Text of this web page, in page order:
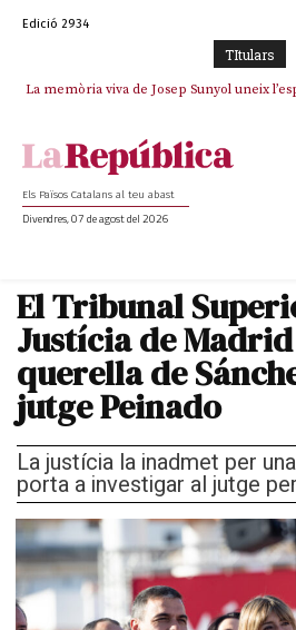
Edició 2934
TItulars
La memòria viva de Josep Sunyol uneix
La “dignitat” a mitges de Marc Puigtió:
Els Països Catalans al teu abast
Divendres, 07 de agost del 2026
El Tribunal
Justícia de
querella de
jutge Peinado
La justícia la inadmet per
porta a investigar al jutge